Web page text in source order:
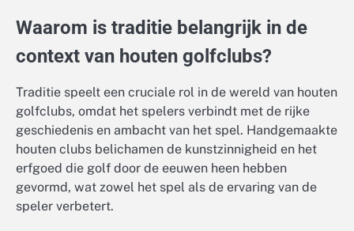
Waarom is traditie belangrijk in de
context van houten golfclubs?
Traditie speelt een cruciale rol in de wereld van houten
golfclubs, omdat het spelers verbindt met de rijke
geschiedenis en ambacht van het spel. Handgemaakte
houten clubs belichamen de kunstzinnigheid en het
erfgoed die golf door de eeuwen heen hebben
gevormd, wat zowel het spel als de ervaring van de
speler verbetert.